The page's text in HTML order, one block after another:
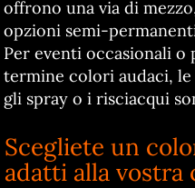
offrono una via di
opzioni semi-
Per eventi occasionali o
termine colori audaci,
gli spray o i risciacqui
Scegliete un
adatti alla vostra